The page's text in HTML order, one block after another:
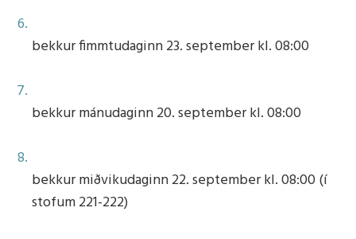
bekkur fimmtudaginn 23. september kl. 08:00
bekkur mánudaginn 20. september kl. 08:00
bekkur miðvikudaginn 22. september kl. 08:00 (í
stofum 221-222)